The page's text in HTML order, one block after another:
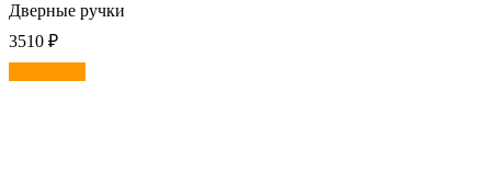
Дверные ручки
3510 ₽